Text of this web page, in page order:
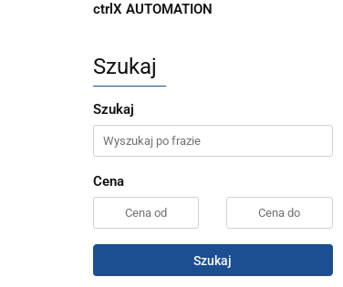
ctrlX AUTOMATION
Szukaj
Szukaj
Cena
Szukaj